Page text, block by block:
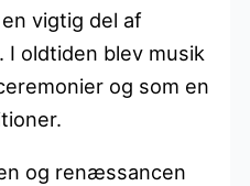
vigtig del af
I oldtiden blev musik
og som en
og renæssancen